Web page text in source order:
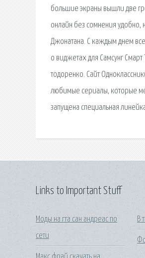
большие экраны вышли две
онлайн без сомнения удобно,
Джонатана. С каждым днем
о виджетах для Самсунг
тодоренко. Сайт
любимые сериалы, которые
запущена специальная
Links to Important Stuff
Моды на гта сан андреас по
сети
В